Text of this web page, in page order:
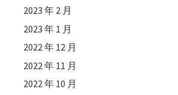
2023 年 2 月
2023 年 1 月
2022 年 12 月
2022 年 11 月
2022 年 10 月